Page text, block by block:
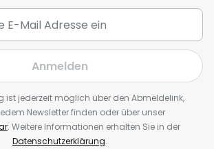
Anmelden
ist jederzeit möglich über den Abmeldelink,
Newsletter finden oder über unser
. Weitere Informationen erhalten Sie in der
Datenschutzerklärung.